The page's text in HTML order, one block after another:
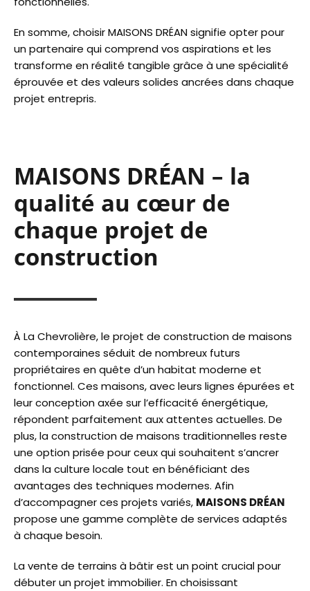
En somme, choisir MAISONS DRÉAN signifie opter pour
un partenaire qui comprend vos aspirations et les
transforme en réalité tangible grâce à une spécialité
éprouvée et des valeurs solides ancrées dans chaque
projet entrepris.
MAISONS DRÉAN – la
qualité au cœur de
chaque projet de
construction
À La Chevrolière, le projet de construction de maisons
contemporaines séduit de nombreux futurs
propriétaires en quête d’un habitat moderne et
fonctionnel. Ces maisons, avec leurs lignes épurées et
leur conception axée sur l’efficacité énergétique,
répondent parfaitement aux attentes actuelles. De
plus, la construction de maisons traditionnelles reste
une option prisée pour ceux qui souhaitent s’ancrer
dans la culture locale tout en bénéficiant des
avantages des techniques modernes. Afin
d’accompagner ces projets variés, MAISONS DRÉAN
propose une gamme complète de services adaptés
à chaque besoin.
La vente de terrains à bâtir est un point crucial pour
débuter un projet immobilier. En choisissant